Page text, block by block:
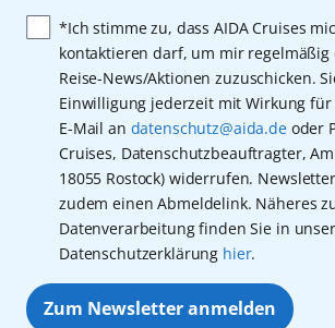
*Ich stimme zu, dass AIDA Cruises
kontaktieren darf, um mir regelmäßig
Reise-News/Aktionen zuzuschicken.
Einwilligung jederzeit mit Wirkung
E-Mail an datenschutz@aida.deoder
Cruises, Datenschutzbeauftragter,
18055 Rostock) widerrufen.
zudem einen Abmeldelink. Näheres
Datenverarbeitung finden Sie in
Datenschutzerklärung hier.
Zum Newsletter anmelden